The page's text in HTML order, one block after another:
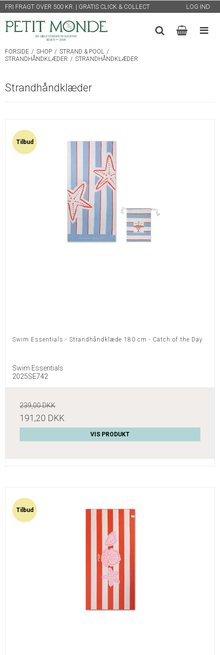
FRI FRAGT OVER 500 KR. | GRATIS CLICK & COLLECT LOG IND
FORSIDE / SHOP / STRAND & POOL /
STRANDHÅNDKLÆDER / STRANDHÅNDKLÆDER
Strandhåndklæder
Tilbud
Swim Essentials - Strandhåndklæde 180 cm - Catch of the Day
Swim Essentials
2025SE742
239,00 DKK
191,20 DKK
VIS PRODUKT
Tilbud